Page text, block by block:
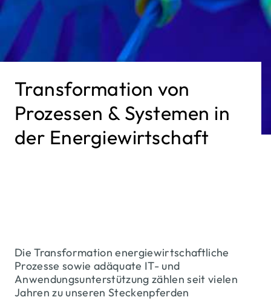
Transformation von
Prozessen & Systemen in
der Energiewirtschaft
Die Transformation energiewirtschaftliche
Prozesse sowie adäquate IT- und
Anwendungsunterstützung zählen seit vielen
Jahren zu unseren Steckenpferden